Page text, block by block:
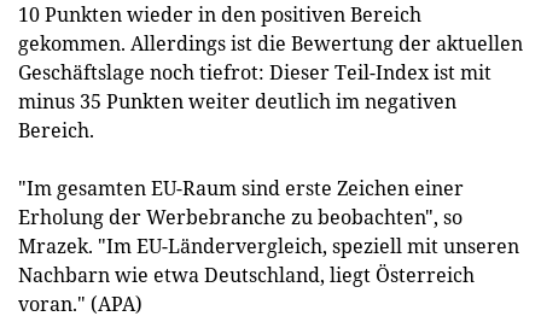
10 Punkten wieder in den positiven Bereich
gekommen. Allerdings ist die Bewertung der aktuellen
Geschäftslage noch tiefrot: Dieser Teil-Index ist mit
minus 35 Punkten weiter deutlich im negativen
Bereich.
"Im gesamten EU-Raum sind erste Zeichen einer
Erholung der Werbebranche zu beobachten", so
Mrazek. "Im EU-Ländervergleich, speziell mit unseren
Nachbarn wie etwa Deutschland, liegt Österreich
voran." (APA)